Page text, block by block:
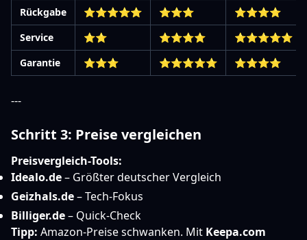
Rückgabe
⭐⭐⭐⭐⭐ ⭐⭐⭐
⭐⭐⭐⭐
Service
⭐⭐ ⭐⭐⭐⭐
⭐⭐⭐⭐⭐
Garantie
⭐⭐⭐ ⭐⭐⭐⭐⭐ ⭐⭐⭐⭐
---
Schritt 3: Preise vergleichen
Preisvergleich-Tools:
Idealo.de– Größter deutscher Vergleich
Geizhals.de– Tech-Fokus
Billiger.de– Quick-Check
Tipp: Amazon-Preise schwanken. Mit Keepa.com